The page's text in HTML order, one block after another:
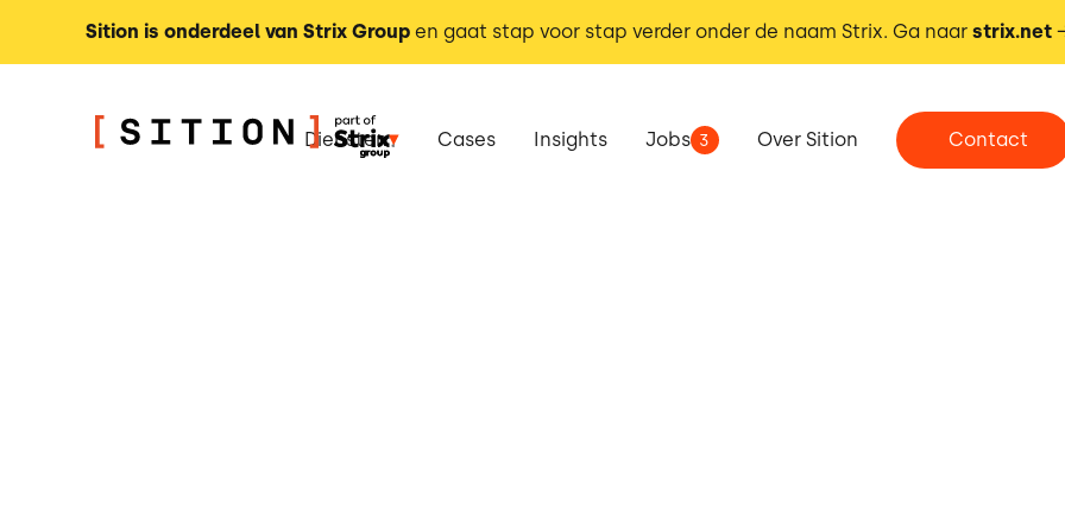
Sition is onderdeel van Strix Group en gaat stap voor stap verder onder de naam Strix. Ga naarstrix.net
Diensten Cases Insights Jobs 3 Over Sition Contact